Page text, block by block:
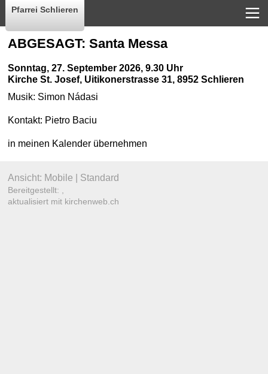
Pfarrei Schlieren
ABGESAGT: Santa Messa
Sonntag, 27. September 2026, 9.30 Uhr
Kirche St. Josef, Uitikonerstrasse 31, 8952 Schlieren
Musik: Simon Nádasi
Kontakt: Pietro Baciu
in meinen Kalender übernehmen
Ansicht: Mobile Standard
Bereitgestellt: ,
aktualisiert mit kirchenweb.ch